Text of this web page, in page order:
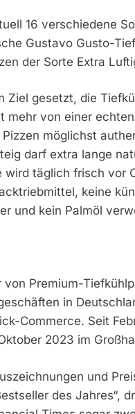
16 verschiedene
Gustavo Gusto-
der Sorte Extra
Ziel gesetzt, die
von einer
möglichst
darf extra lange
täglich frisch vor
keine
und kein Palmöl
Premium-
in
Commerce. Seit
2023 im
und
des Jahres“,